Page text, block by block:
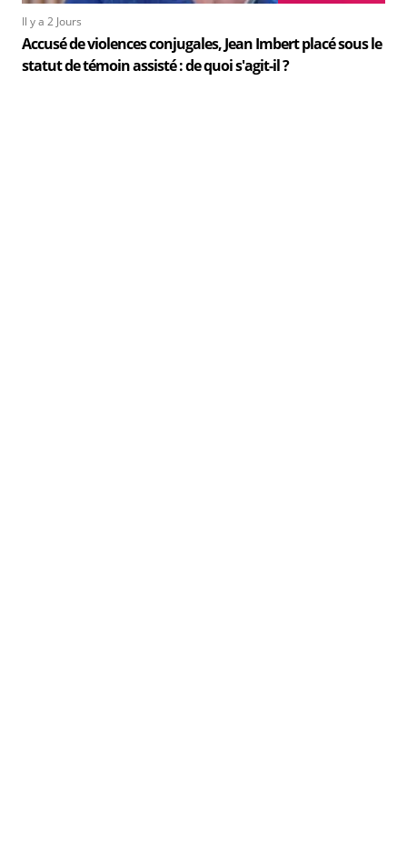
Il y a 2 Jours
Accusé de violences conjugales, Jean Imbert placé sous le
statut de témoin assisté : de quoi s'agit-il ?